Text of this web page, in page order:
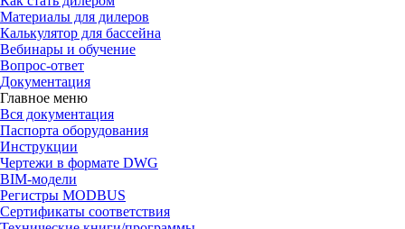
Материалы для дилеров
Калькулятор для бассейна
Вебинары и обучение
Вопрос-ответ
Документация
Главное меню
Вся документация
Паспорта оборудования
Инструкции
Чертежи в формате DWG
BIM-модели
Регистры MODBUS
Сертификаты соответствия